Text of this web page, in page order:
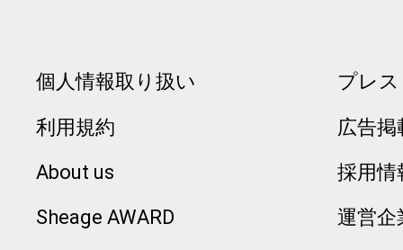
個人情報取り扱い
利用規約
About us
Sheage AWARD
プレ
広告掲
採用情
運営企